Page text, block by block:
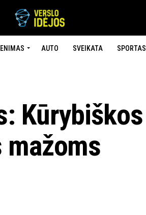
AUTO SVEIKATA SPORTAS
Kūrybiškos